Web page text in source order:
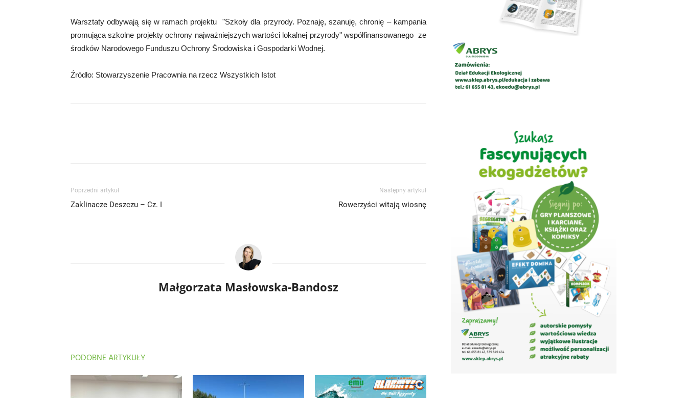
Warsztaty odbywają się w ramach projektu "Szkoły dla przyrody. Poznaję, szanuję, chronię – kampania
promująca szkolne projekty ochrony najważniejszych wartości lokalnej przyrody" współfinansowanego ze
środków Narodowego Funduszu Ochrony Środowiska i Gospodarki Wodnej.
Źródło: Stowarzyszenie Pracownia na rzecz Wszystkich Istot
Poprzedni artykuł
Zaklinacze Deszczu – Cz. I
Następny artykuł
Rowerzyści witają wiosnę
Małgorzata Masłowska-Bandosz
PODOBNE ARTYKUŁY